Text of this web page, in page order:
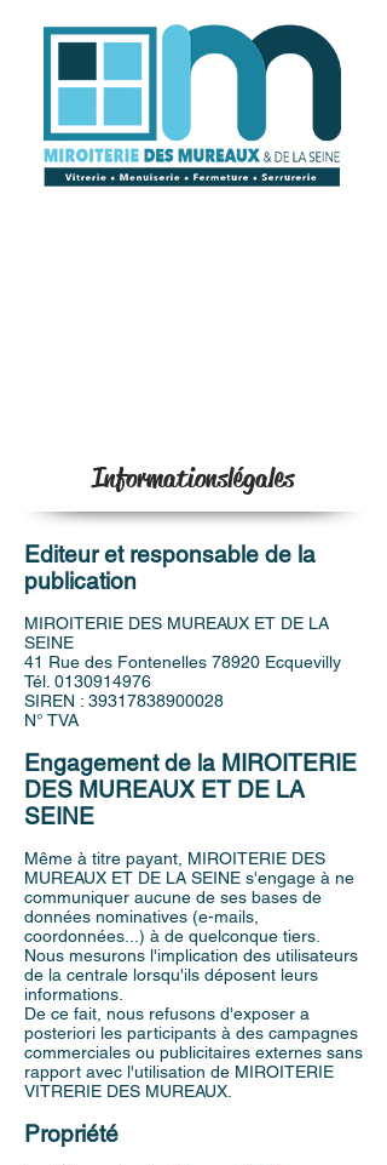
Editeur et responsable de la
publication
MIROITERIE DES MUREAUX ET DE LA
SEINE
41 Rue des Fontenelles 78920 Ecquevilly
Tél. 0130914976
SIREN : 39317838900028
N° TVA
Engagement de la MIROITERIE
DES MUREAUX ET DE LA
SEINE
Même à titre payant, MIROITERIE DES
MUREAUX ET DE LA SEINE s'engage à ne
communiquer aucune de ses bases de
données nominatives (e-mails,
coordonnées...) à de quelconque tiers.
Nous mesurons l'implication des utilisateurs
de la centrale lorsqu'ils déposent leurs
informations.
De ce fait, nous refusons d'exposer a
posteriori les participants à des campagnes
commerciales ou publicitaires externes sans
rapport avec l'utilisation de MIROITERIE
VITRERIE DES MUREAUX.
Propriété
Informationslégales